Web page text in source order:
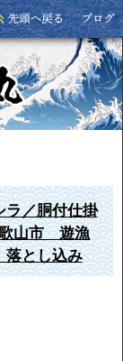
ラ／胴付仕掛
山市 遊漁
とし込み